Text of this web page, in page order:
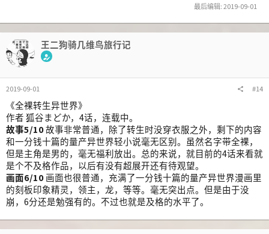
最后编辑:2019-09-01
王二狗骑几维鸟旅行记
2019-09-01 #14
《全裸转生异世界》
作者 狐谷まどか，4话，连载中。
故事5/10故事非常普通，除了转生时没穿衣服之外，剩下的内容
和一分钱十篇的量产异世界轻小说毫无区别。虽然名字带全裸，
但是主角是男的，毫无福利放出。总的来说，就目前的4话来看就
是个不及格作品，以后有没有超展开还有待观望。
画面6/10画面也很普通，充满了一分钱十篇的量产异世界漫画里
的刻板印象精灵，领主，龙，等等。毫无突出点。但是由于没
崩，6分还是勉强有的。不过也就是及格的水平了。